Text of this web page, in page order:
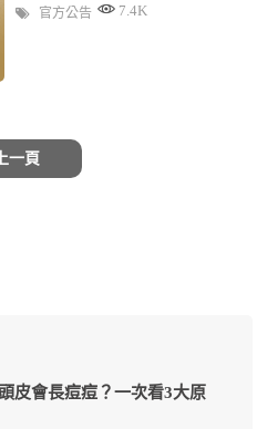
官方公告 7.4K
一頁
皮會長痘痘？一次看3大原